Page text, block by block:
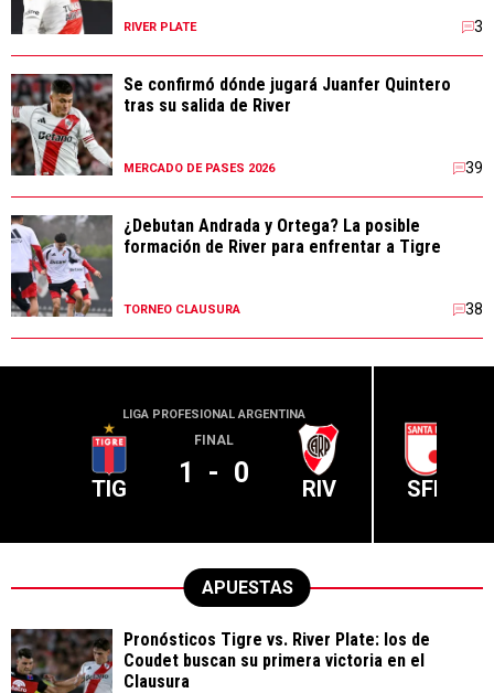
RIVER PLATE 3
Se confirmó dónde jugará Juanfer Quintero
tras su salida de River
MERCADO DE PASES 2026 39
¿Debutan Andrada y Ortega? La posible
formación de River para enfrentar a Tigre
TORNEO CLAUSURA 38
LIGA PROFESIONAL ARGENTINA
TIG
FINAL
1 - 0 RIV SFE
APUESTAS
Pronósticos Tigre vs. River Plate: los de
Coudet buscan su primera victoria en el
Clausura